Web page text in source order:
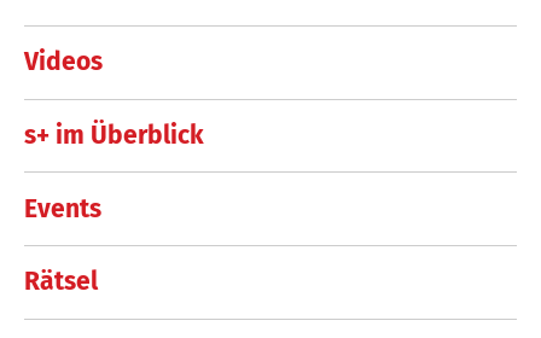
Videos
s+ im Überblick
Events
Rätsel